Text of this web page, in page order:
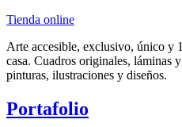
Tienda online
Arte accesible, exclusivo, único y
casa. Cuadros originales, láminas
pinturas, ilustraciones y diseños.
Portafolio